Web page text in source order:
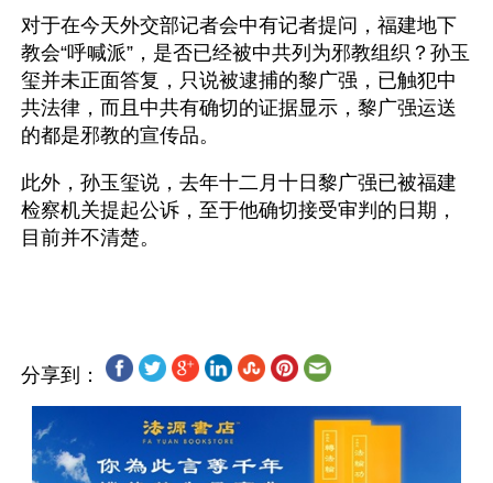
对于在今天外交部记者会中有记者提问，福建地下
教会“呼喊派”，是否已经被中共列为邪教组织？孙玉
玺并未正面答复，只说被逮捕的黎广强，已触犯中
共法律，而且中共有确切的证据显示，黎广强运送
的都是邪教的宣传品。
此外，孙玉玺说，去年十二月十日黎广强已被福建
检察机关提起公诉，至于他确切接受审判的日期，
目前并不清楚。
分享到：